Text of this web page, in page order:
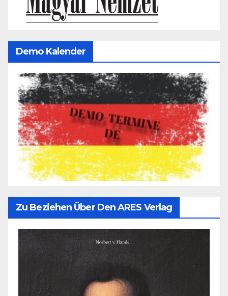
Demo Kalender
Zu Beziehen Über Den ARES Verlag